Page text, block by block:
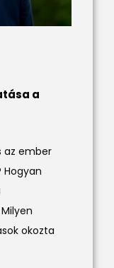
a
az ember
Hogyan
okozta